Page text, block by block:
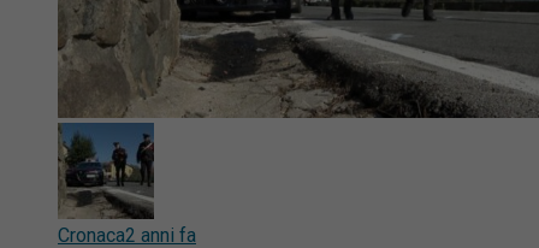
Cronaca2 anni fa